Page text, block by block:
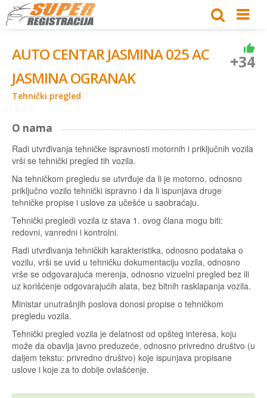
AUTO CENTAR JASMINA 025 AC
JASMINA OGRANAK
Tehnički pregled
+34
O nama
Radi utvrđivanja tehničke ispravnosti motornih i priključnih vozila
vrši se tehnički pregled tih vozila.
Na tehničkom pregledu se utvrđuje da li je motorno, odnosno
priključno vozilo tehnički ispravno i da li ispunjava druge
tehničke propise i uslove za učešće u saobraćaju.
Tehnički pregledi vozila iz stava 1. ovog člana mogu biti:
redovni, vanredni i kontrolni.
Radi utvrđivanja tehničkih karakteristika, odnosno podataka o
vozilu, vrši se uvid u tehničku dokumentaciju vozila, odnosno
vrše se odgovarajuća merenja, odnosno vizuelni pregled bez ili
uz korišćenje odgovarajućih alata, bez bitnih rasklapanja vozila.
Ministar unutrašnjih poslova donosi propise o tehničkom
pregledu vozila.
Tehnički pregled vozila je delatnost od opšteg interesa, koju
može da obavlja javno preduzeće, odnosno privredno društvo (u
daljem tekstu: privredno društvo) koje ispunjava propisane
uslove i koje za to dobije ovlašćenje.